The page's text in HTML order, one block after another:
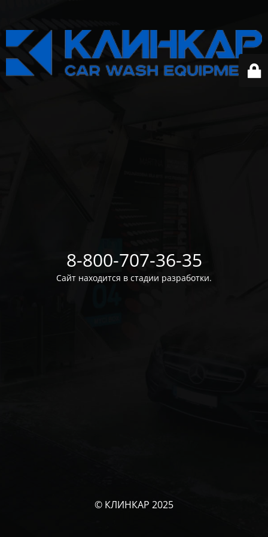
8-800-707-36-35
Сайт находится в стадии разработки.
© КЛИНКАР 2025